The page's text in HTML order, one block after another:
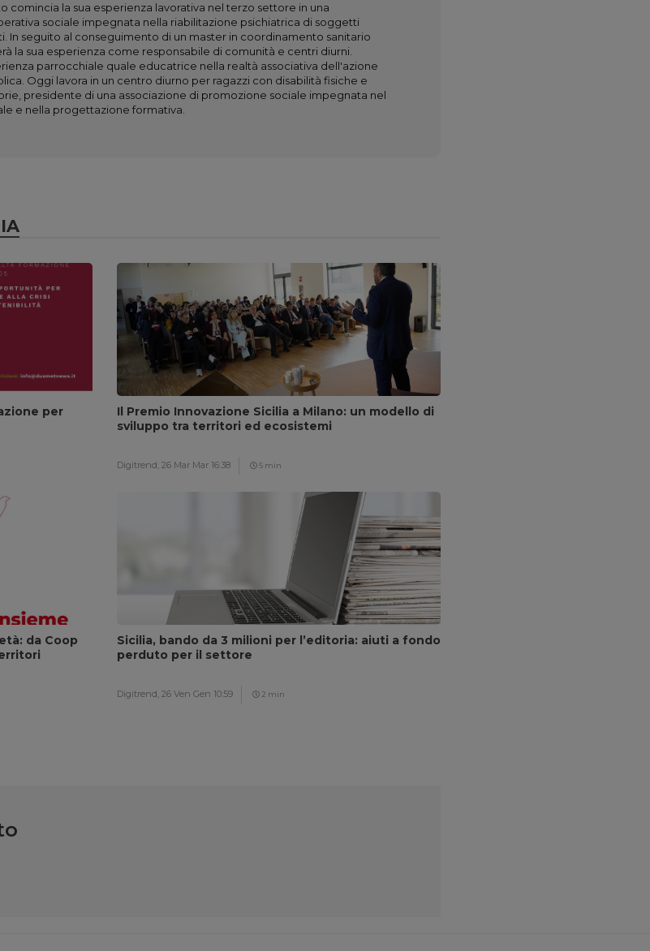
comincia la sua esperienza lavorativa nel terzo settore in una
sociale impegnata nella riabilitazione psichiatrica di soggetti
In seguito al conseguimento di un master in coordinamento sanitario
la sua esperienza come responsabile di comunità e centri diurni.
parrocchiale quale educatrice nella realtà associativa dell'azione
Oggi lavora in un centro diurno per ragazzi con disabilità fisiche e
presidente di una associazione di promozione sociale impegnata nel
e nella progettazione formativa.
per
Il Premio Innovazione Sicilia a Milano: un modello di
sviluppo tra territori ed ecosistemi
Digitrend, 26 Mar Mar 16:38 5 min
da Coop
Sicilia, bando da 3 milioni per l’editoria: aiuti a fondo
perduto per il settore
Digitrend, 26 Ven Gen 10:59 2 min